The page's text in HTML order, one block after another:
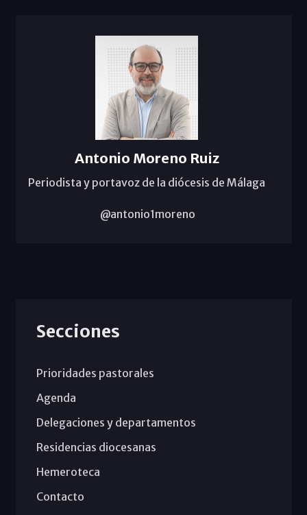
Antonio Moreno Ruiz
Periodista y portavoz de la diócesis de Málaga
@antonio1moreno
Secciones
Prioridades pastorales
Agenda
Delegaciones y departamentos
Residencias diocesanas
Hemeroteca
Contacto